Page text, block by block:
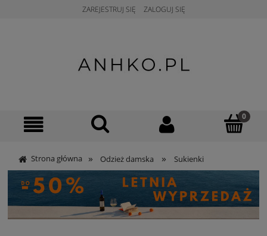
ZAREJESTRUJ SIĘ ZALOGUJ SIĘ
Strona główna » Odzież damska » Sukienki